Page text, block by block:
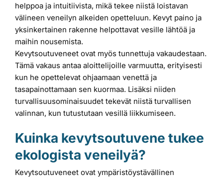
helppoa ja intuitiivista, mikä tekee niistä loistavan
välineen veneilyn alkeiden opetteluun. Kevyt paino ja
yksinkertainen rakenne helpottavat vesille lähtöä ja
maihin nousemista.
Kevytsoutuveneet ovat myös tunnettuja vakaudestaan.
Tämä vakaus antaa aloittelijoille varmuutta, erityisesti
kun he opettelevat ohjaamaan venettä ja
tasapainottamaan sen kuormaa. Lisäksi niiden
turvallisuusominaisuudet tekevät niistä turvallisen
valinnan, kun tutustutaan vesillä liikkumiseen.
Kuinka kevytsoutuvene tukee
ekologista veneilyä?
Kevytsoutuveneet ovat ympäristöystävällinen